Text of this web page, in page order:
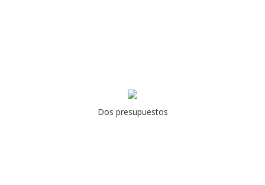
Dos presupuestos